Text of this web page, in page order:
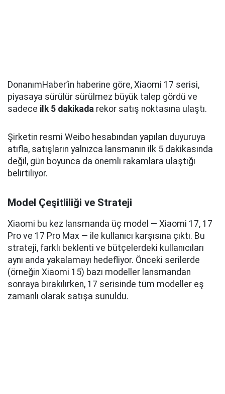
DonanımHaber’in haberine göre, Xiaomi 17 serisi,
piyasaya sürülür sürülmez büyük talep gördü ve
sadece ilk 5 dakikada rekor satış noktasına ulaştı.
Şirketin resmi Weibo hesabından yapılan duyuruya
atıfla, satışların yalnızca lansmanın ilk 5 dakikasında
değil, gün boyunca da önemli rakamlara ulaştığı
belirtiliyor.
Model Çeşitliliği ve Strateji
Xiaomi bu kez lansmanda üç model — Xiaomi 17, 17
Pro ve 17 Pro Max — ile kullanıcı karşısına çıktı. Bu
strateji, farklı beklenti ve bütçelerdeki kullanıcıları
aynı anda yakalamayı hedefliyor. Önceki serilerde
(örneğin Xiaomi 15) bazı modeller lansmandan
sonraya bırakılırken, 17 serisinde tüm modeller eş
zamanlı olarak satışa sunuldu.